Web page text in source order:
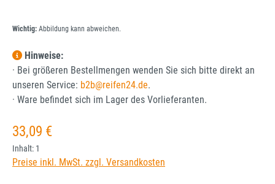
Wichtig: Abbildung kann abweichen.
Hinweise:
· Bei größeren Bestellmengen wenden Sie sich bitte direkt an
unseren Service: b2b@reifen24.de.
· Ware befindet sich im Lager des Vorlieferanten.
Regulärer Preis:
33,09 €
Inhalt: 1
Preise inkl. MwSt. zzgl. Versandkosten